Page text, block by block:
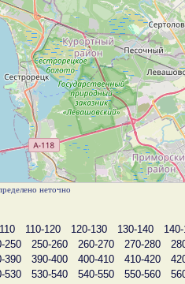
неточно
110-120 120-130 130-140
250 250-260 260-270 270-280
390 390-400 400-410 410-420
530 530-540 540-550 550-560